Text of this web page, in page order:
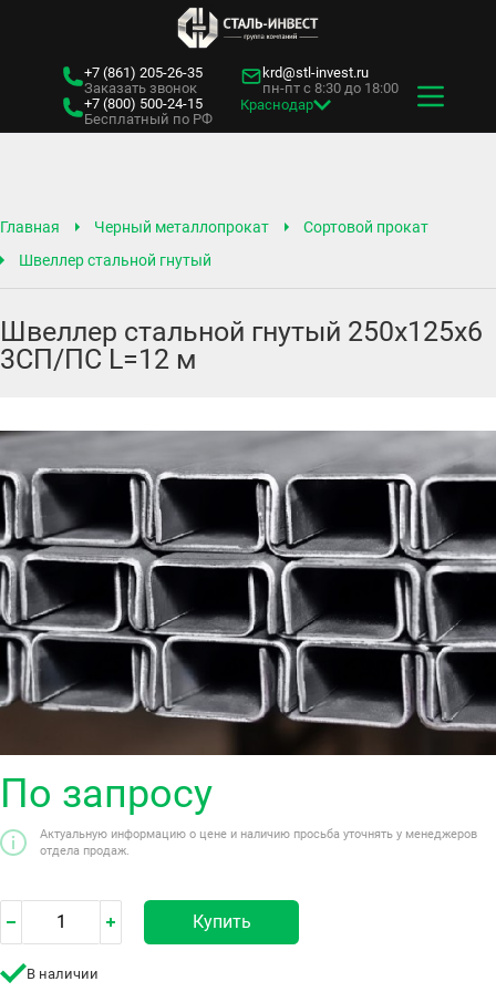
+7 (861) 205-26-35
Заказать звонок
+7 (800) 500-24-15
Бесплатный по РФ
krd@stl-invest.ru
пн-пт с 8:30 до 18:00
Краснодар
Главная Черный металлопрокат
Сортовой прокат
Швеллер стальной гнутый
Швеллер стальной гнутый 250х125х6
3СП/ПС L=12 м
По запросу
Актуальную информацию о цене и наличию просьба уточнять у менеджеров
отдела продаж.
Купить
В наличии